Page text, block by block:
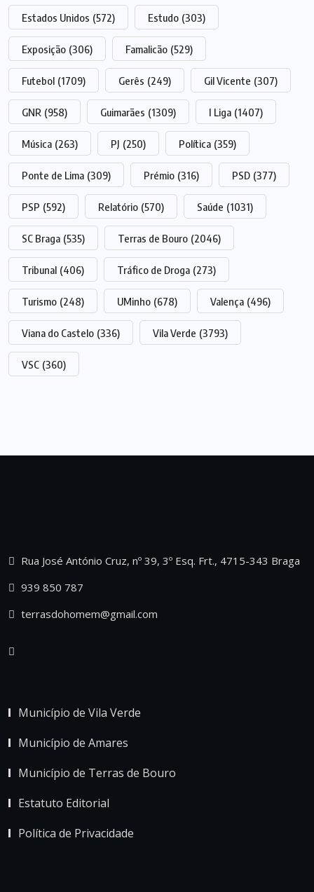
Estados Unidos (572) Estudo (303)
Exposição (306) Famalicão (529)
Futebol (1709) Gerês (249) Gil Vicente (307)
GNR (958) Guimarães (1309) I Liga (1407)
Música (263) PJ (250) Política (359)
Ponte de Lima (309) Prémio (316) PSD (377)
PSP (592) Relatório (570) Saúde (1031)
SC Braga (535) Terras de Bouro (2046)
Tribunal (406) Tráfico de Droga (273)
Turismo (248) UMinho (678) Valença (496)
Viana do Castelo (336) Vila Verde (3793)
VSC (360)
Rua José António Cruz, nº 39, 3º Esq. Frt., 4715-343 Braga
939 850 787
terrasdohomem@gmail.com
Município de Vila Verde
Município de Amares
Município de Terras de Bouro
Estatuto Editorial
Política de Privacidade